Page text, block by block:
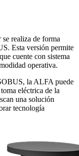
realiza de forma
Esta versión permite
cuente con sistema
operativa.
la ALFA puede
eléctrica de la
una solución
tecnología